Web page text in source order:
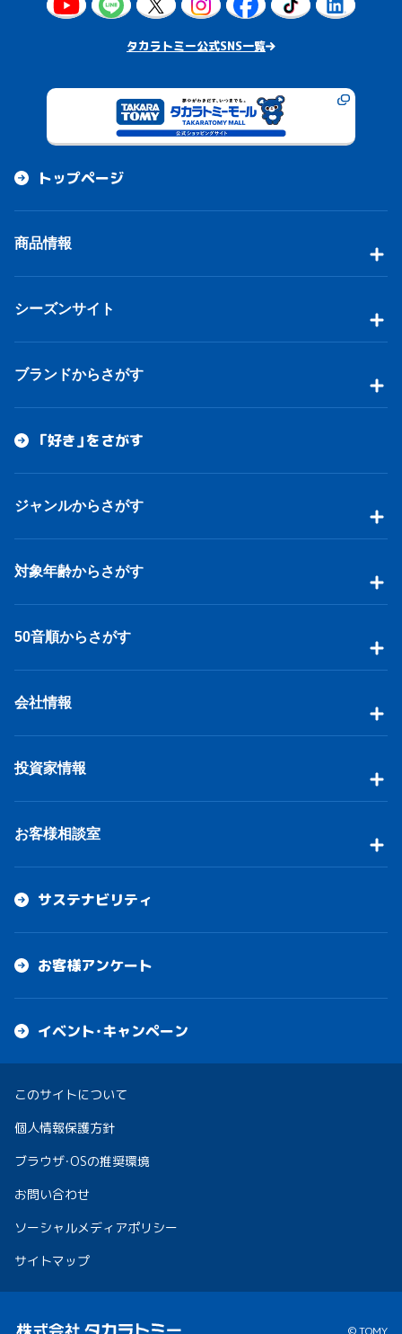
タカラトミー公式SNS一覧
トップページ
商品情報
シーズンサイト
ブランドからさがす
「好き」をさがす
ジャンルからさがす
対象年齢からさがす
50音順からさがす
会社情報
投資家情報
お客様相談室
サステナビリティ
お客様アンケート
イベント・キャンペーン
このサイトについて
個人情報保護方針
ブラウザ・OSの推奨環境
お問い合わせ
ソーシャルメディアポリシー
サイトマップ